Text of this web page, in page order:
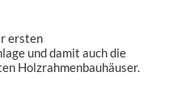
ersten
und damit auch die
Holzrahmenbauhäuser.